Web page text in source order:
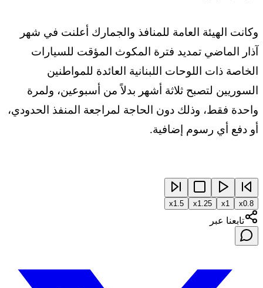
وكانت الهيئة العامة للمنافذ والجمارك أعلنت في شهر
آذار الماضي تمديد فترة المكوث المؤقت للسيارات
الخاصة ذات اللوحات اللبنانية العائدة للمواطنين
السوريين لتصبح ثلاثة أشهر بدلاً من أسبوعين، ولمرة
واحدة فقط، وذلك دون الحاجة لمراجعة المنفذ الحدودي،
أو دفع أي رسوم إضافية.
x0.8
x1
x1.25
x1.5
تابعنا عبر